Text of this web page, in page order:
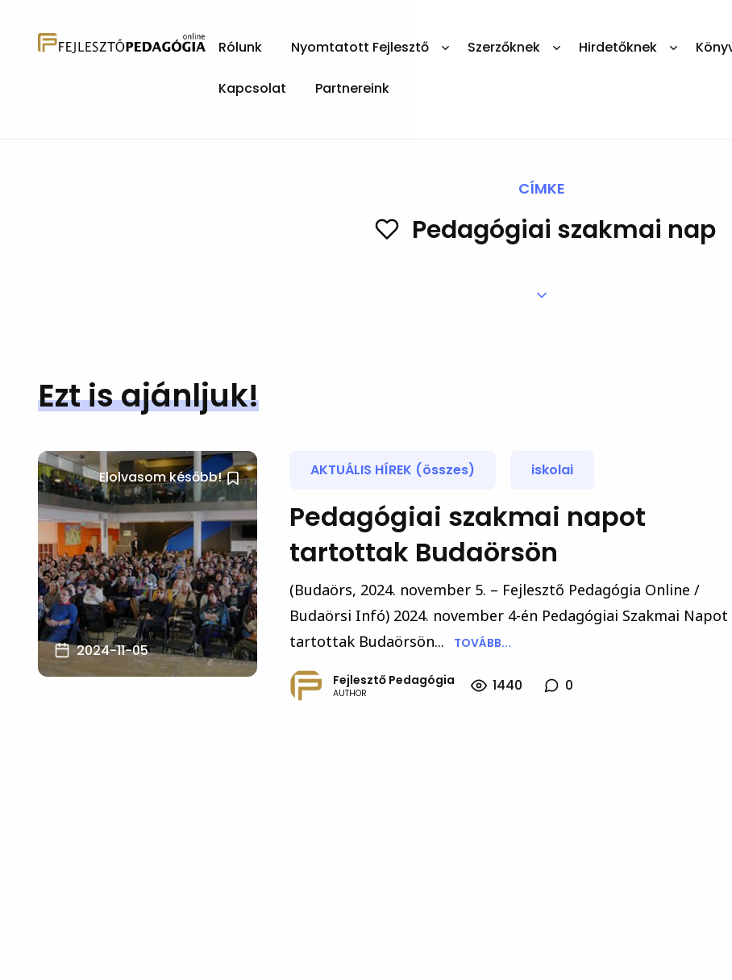
Rólunk Nyomtatott Fejlesztő Szerzőknek Hirdetőknek
Kapcsolat Partnereink
CÍMKE
Pedagógiai szakmai nap
Ezt is ajánljuk!
Elolvasom később!
2024-11-05
AKTUÁLIS HÍREK (összes) iskolai
Pedagógiai szakmai napot
tartottak Budaörsön
(Budaörs, 2024. november 5. – Fejlesztő Pedagógia Online /
Budaörsi Infó) 2024. november 4-én Pedagógiai Szakmai Napot
tartottak Budaörsön...
TOVÁBB...
Fejlesztő Pedagógia
AUTHOR 1440 0